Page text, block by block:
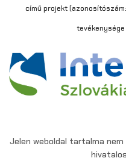
című projekt
Jelen weboldal tartalma